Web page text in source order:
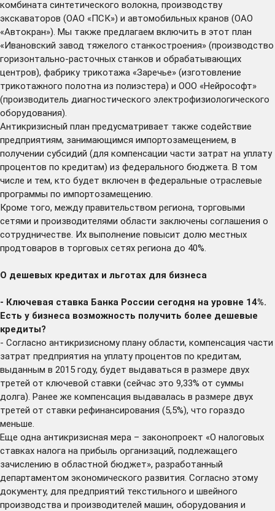
комбината синтетического волокна, производству
экскаваторов (ОАО «ПСК») и автомобильных кранов (ОАО
«Автокран»). Мы также предлагаем включить в этот план
«Ивановский завод тяжелого станкостроения» (производство
горизонтально-расточных станков и обрабатывающих
центров), фабрику трикотажа «Заречье» (изготовление
трикотажного полотна из полиэстера) и ООО «Нейрософт»
(производитель диагностического электрофизиологического
оборудования).
Антикризисный план предусматривает также содействие
предприятиям, занимающимся импортозамещением, в
получении субсидий (для компенсации части затрат на уплату
процентов по кредитам) из федерального бюджета. В том
числе и тем, кто будет включен в федеральные отраслевые
программы по импортозамещению.
Кроме того, между правительством региона, торговыми
сетями и производителями области заключены соглашения о
сотрудничестве. Их выполнение повысит долю местных
продтоваров в торговых сетях региона до 40%.
О дешевых кредитах и льготах для бизнеса
- Ключевая ставка Банка России сегодня на уровне 14%.
Есть у бизнеса возможность получить более дешевые
кредиты?
- Согласно антикризисному плану области, компенсация части
затрат предприятия на уплату процентов по кредитам,
выданным в 2015 году, будет выдаваться в размере двух
третей от ключевой ставки (сейчас это 9,33% от суммы
долга). Ранее же компенсация выдавалась в размере двух
третей от ставки рефинансирования (5,5%), что гораздо
меньше.
Еще одна антикризисная мера – законопроект «О налоговых
ставках налога на прибыль организаций, подлежащего
зачислению в областной бюджет», разработанный
департаментом экономического развития. Согласно этому
документу, для предприятий текстильного и швейного
производства и производителей машин, оборудования и